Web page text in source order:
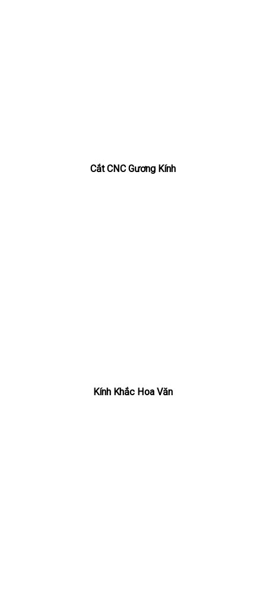
Cắt CNC Gương Kính
Kính Khắc Hoa Văn